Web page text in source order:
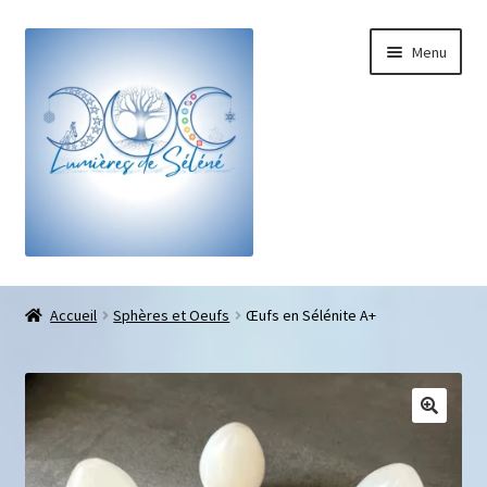
Menu
Boutique
Pendentifs sifflet et fioles
Accueil Sphères et Oeufs Œufs en Sélénite A+